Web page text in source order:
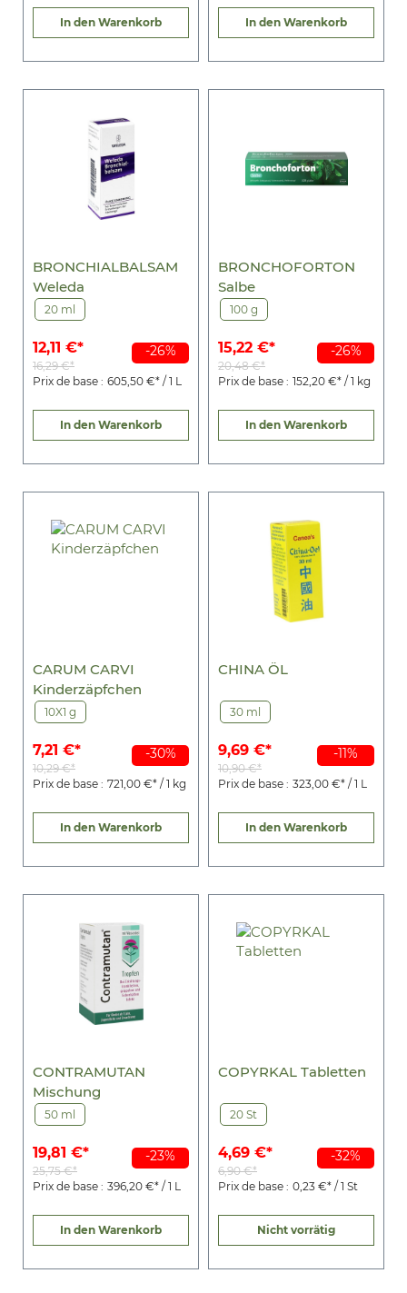
In den Warenkorb In den Warenkorb
-26%
BRONCHIALBALSAM
Weleda
20 ml
12,11 €*
16,29 €*
Prix de base : 605,50 €* / 1 L
In den Warenkorb
-26%
BRONCHOFORTON
Salbe
100 g
15,22 €*
20,48 €*
Prix de base : 152,20 €* / 1 kg
In den Warenkorb
-30%
CARUM CARVI
Kinderzäpfchen
10X1 g
7,21 €*
10,29 €*
Prix de base : 721,00 €* / 1 kg
In den Warenkorb
-11%
CHINA ÖL
30 ml
9,69 €*
10,90 €*
Prix de base : 323,00 €* / 1 L
In den Warenkorb
-23%
CONTRAMUTAN
Mischung
50 ml
19,81 €*
25,75 €*
Prix de base : 396,20 €* / 1 L
In den Warenkorb
-32%
COPYRKAL Tabletten
20 St
4,69 €*
6,90 €*
Prix de base : 0,23 €* / 1 St
Nicht vorrätig